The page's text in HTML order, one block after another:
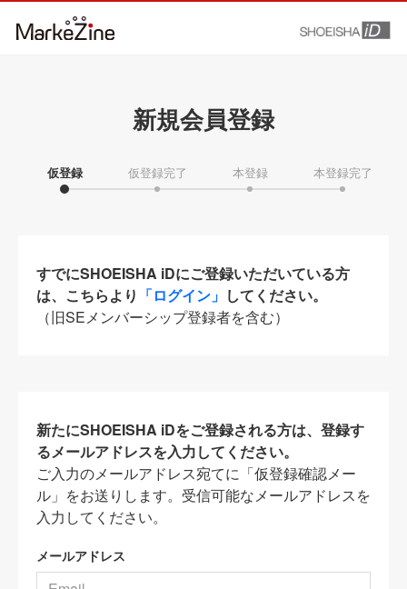
新規会員登録
仮登録 仮登録完了 本登録 本登録完了
すでにSHOEISHA iDにご登録いただいている方
は、こちらより 「ログイン」 してください。
（旧SEメンバーシップ登録者を含む）
新たにSHOEISHA iDをご登録される方は、登録す
るメールアドレスを入力してください。
ご入力のメールアドレス宛てに「仮登録確認メー
ル」をお送りします。受信可能なメールアドレスを
入力してください。
メールアドレス